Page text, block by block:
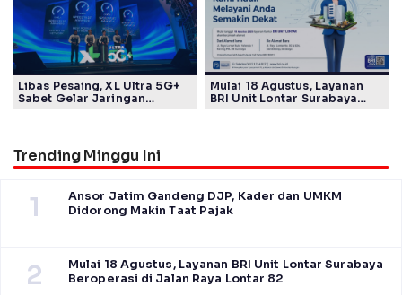
Libas Pesaing, XL Ultra 5G+
Sabet Gelar Jaringan
Mulai 18 Agustus, Layanan
BRI Unit Lontar Surabaya
Trending Minggu Ini
1
Ansor Jatim Gandeng DJP, Kader dan UMKM
Didorong Makin Taat Pajak
2
Mulai 18 Agustus, Layanan BRI Unit Lontar Surabaya
Beroperasi di Jalan Raya Lontar 82